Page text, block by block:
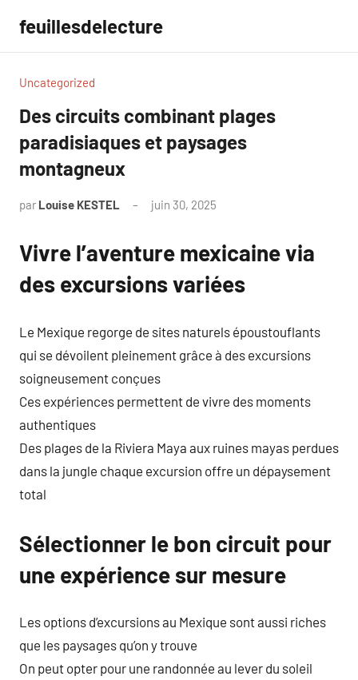
contenu
feuillesdelecture
Uncategorized
Des circuits combinant plages
paradisiaques et paysages
montagneux
par Louise KESTEL juin 30, 2025
Vivre l’aventure mexicaine via
des excursions variées
Le Mexique regorge de sites naturels époustouflants
qui se dévoilent pleinement grâce à des excursions
soigneusement conçues
Ces expériences permettent de vivre des moments
authentiques
Des plages de la Riviera Maya aux ruines mayas perdues
dans la jungle chaque excursion offre un dépaysement
total
Sélectionner le bon circuit pour
une expérience sur mesure
Les options d’excursions au Mexique sont aussi riches
que les paysages qu’on y trouve
On peut opter pour une randonnée au lever du soleil